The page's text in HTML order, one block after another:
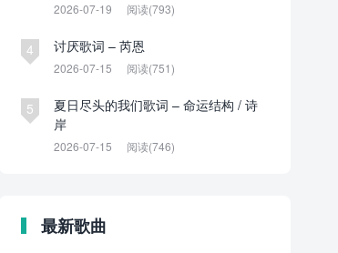
2026-07-19 阅读(793)
4 讨厌歌词 – 芮恩
2026-07-15 阅读(751)
5
夏日尽头的我们歌词 – 命运结构 / 诗
岸
2026-07-15 阅读(746)
最新歌曲